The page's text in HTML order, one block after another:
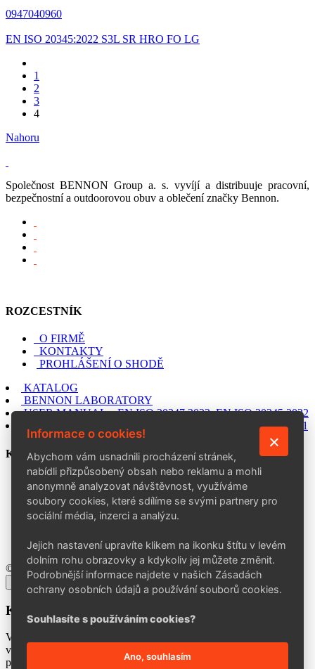
0947040960
EN ISO 20345:2022 S3L SR HRO FO LG
1
2
3
4
Nahoru
Společnost BENNON Group a. s. vyvíjí a distribuuje pracovní,
bezpečnostní a outdoorovou obuv a oblečení značky Bennon.
ROZCESTNÍK
O FIRMĚ
KONTAKTY
PROHLÁŠENÍ O SHODĚ
KATALOG
BENNON LABORATORY
USER MANUAL – EN ISO 20347:2022, EN ISO 20345:2022
USER MANUAL – EN ISO 20347:2012, EN ISO 20345:2011
KONTAKT
BENNON Group a. s.
Šedesátá 7015, 760 01 Zlín
+420 602 757 164
info@bennon.cz
© 2026 BENNON Group a. s.
Kontakty aktualizace
Vážení obchodní partneři,
v rámci zkvalitňování našich služeb a zrychlení procesů vyřizování
požadavků
Informace o cookies!
Abychom vám usnadnili procházení stránek,
nabídli přizpůsobený obsah nebo reklamu a mohli
anonymně analyzovat návštěvnost, využíváme
soubory cookies, které sdílíme se svými partnery pro
sociální média, inzerci a analýzu.
Jejich nastavení upravíte klikem na ikonku štítu v levém
dolním rohu obrazovky a kdykoliv jej můžete změnit.
Podrobnější informace najdete v našich Zásadách
ochrany osobních údajů a používání souborů cookies.
Souhlasíte s používáním cookies?
Ano, souhlasím